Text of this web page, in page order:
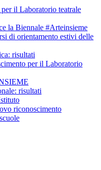
il Laboratorio teatrale
la Biennale #Arteinsieme
di orientamento estivi delle
risultati
per il Laboratorio
risultati
riconoscimento